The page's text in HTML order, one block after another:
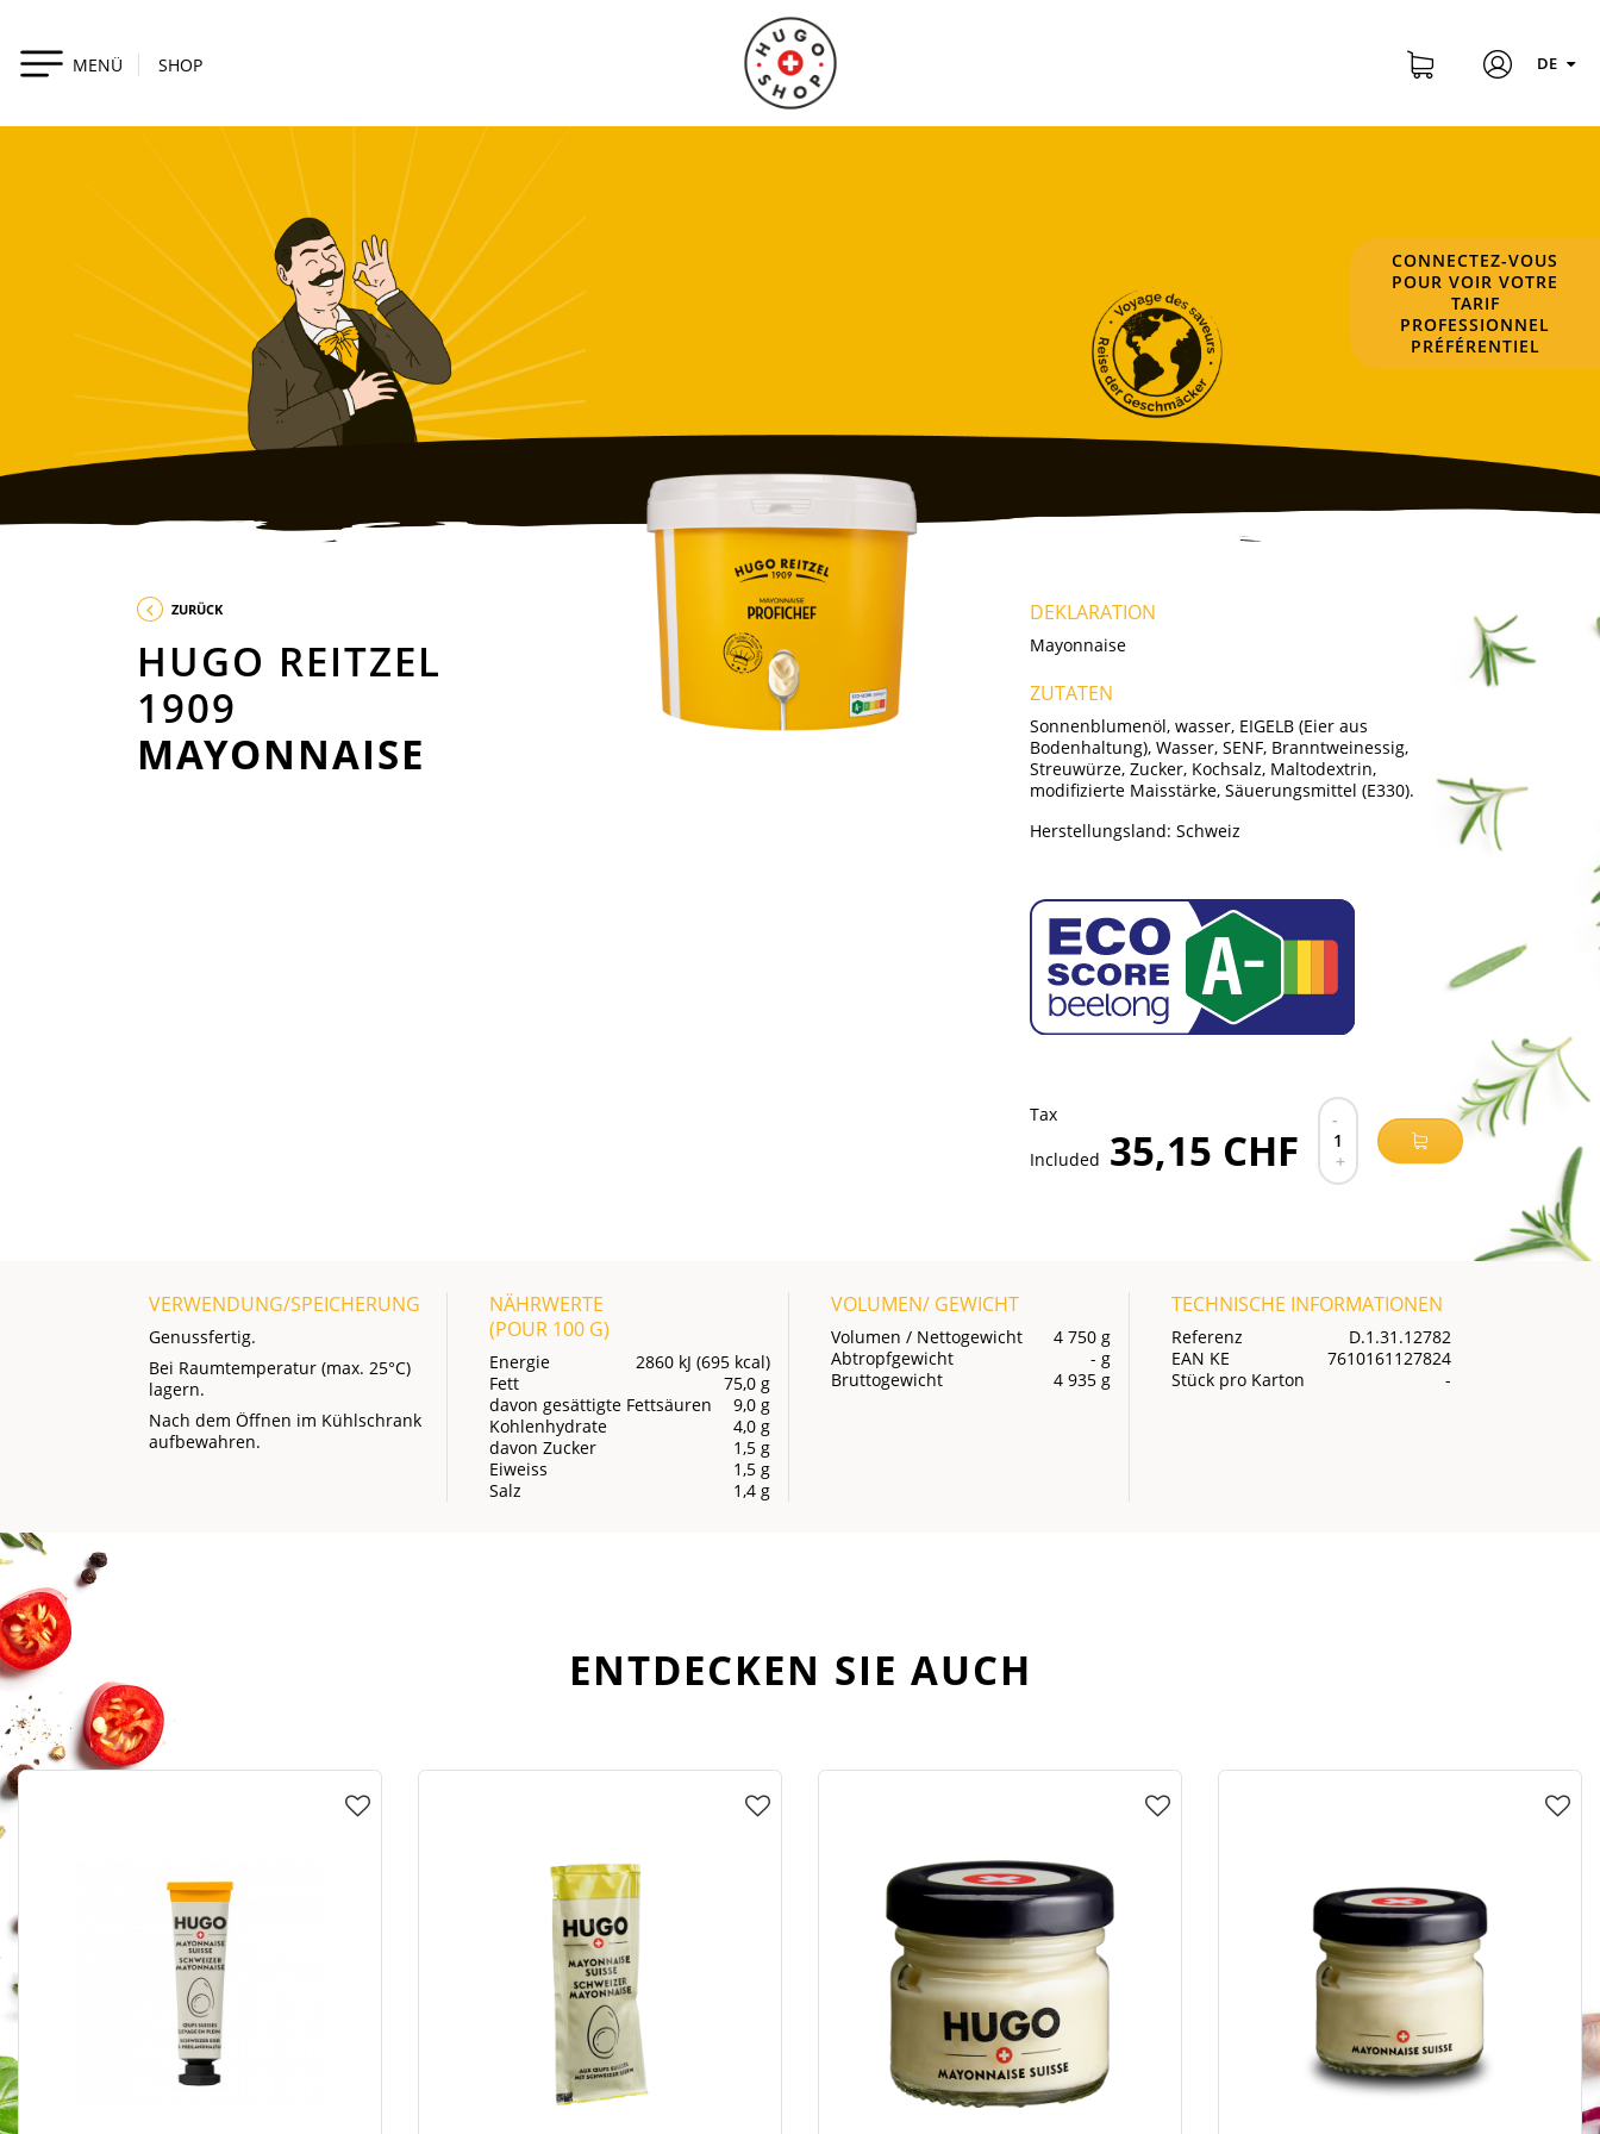
MENÜ SHOP DE
CONNECTEZ-VOUS
POUR VOIR VOTRE
TARIF
PROFESSIONNEL
PRÉFÉRENTIEL
ZURÜCK
HUGO REITZEL
1909
MAYONNAISE
DEKLARATION
Mayonnaise
ZUTATEN
Sonnenblumenöl, wasser, EIGELB (Eier aus
Bodenhaltung), Wasser, SENF, Branntweinessig,
Streuwürze, Zucker, Kochsalz, Maltodextrin,
modifizierte Maisstärke, Säuerungsmittel (E330).
Herstellungsland: Schweiz
Tax
Included 35,15 CHF
-
1
+
VERWENDUNG/SPEICHERUNG
Genussfertig.
Bei Raumtemperatur (max. 25°C)
lagern.
Nach dem Öffnen im Kühlschrank
aufbewahren.
NÄHRWERTE
(POUR 100 G)
Energie
2860 kJ (695 kcal)
Fett
75,0 g
davon gesättigte Fettsäuren
9,0 g
Kohlenhydrate
4,0 g
davon Zucker
1,5 g
Eiweiss
1,5 g
Salz
1,4 g
VOLUMEN/ GEWICHT
Volumen / Nettogewicht
4 750 g
Abtropfgewicht
- g
Bruttogewicht
4 935 g
TECHNISCHE INFORMATIONEN
Referenz
D.1.31.12782
EAN KE
7610161127824
Stück pro Karton
-
ENTDECKEN SIE AUCH